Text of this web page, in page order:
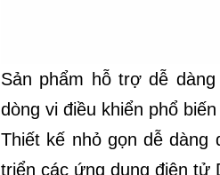
Sản phẩm hỗ trợ dễ
dòng vi điều khiển phổ
Thiết kế nhỏ gọn dễ dàng
triển các ứng dụng điện tử